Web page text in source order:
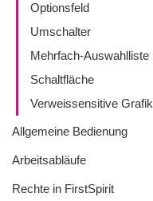
Optionsfeld
Umschalter
Mehrfach-Auswahlliste
Schaltfläche
Verweissensitive Grafik
Allgemeine Bedienung
Arbeitsabläufe
Rechte in FirstSpirit